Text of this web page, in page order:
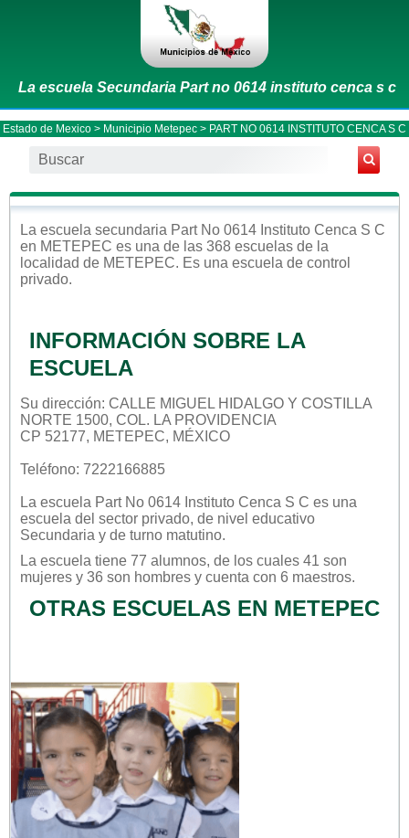
La escuela Secundaria Part no 0614 instituto cenca s c
Estado de Mexico > Municipio Metepec > PART NO 0614 INSTITUTO CENCA S C
La escuela secundaria Part No 0614 Instituto Cenca S C
en METEPEC es una de las 368 escuelas de la
localidad de METEPEC. Es una escuela de control
privado.
INFORMACIÓN SOBRE LA
ESCUELA
Su dirección: CALLE MIGUEL HIDALGO Y COSTILLA
NORTE 1500, COL. LA PROVIDENCIA
CP 52177, METEPEC, MÉXICO
Teléfono: 7222166885
La escuela Part No 0614 Instituto Cenca S C es una
escuela del sector privado, de nivel educativo
Secundaria y de turno matutino.
La escuela tiene 77 alumnos, de los cuales 41 son
mujeres y 36 son hombres y cuenta con 6 maestros.
OTRAS ESCUELAS EN METEPEC